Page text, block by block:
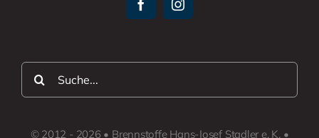
Suche
nach:
© 2012 - 2026 • Brennstoffe Hans-Josef Stadler e. K. •